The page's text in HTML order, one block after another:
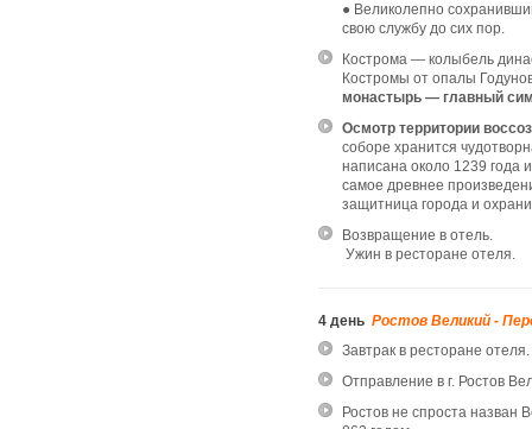
● Великолепно
свою службу до сих пор.
Кострома — колыбель
Костромы от опалы
монастырь — главный
Осмотр территории
соборе хранится
написана около 1239 года
самое древнее
защитница города и
Возвращение в отель.
Ужин в ресторане отеля.
4 день Ростов Великий -
Завтрак в ресторане отеля.
Отправление в г. Ростов
Ростов не спроста назван